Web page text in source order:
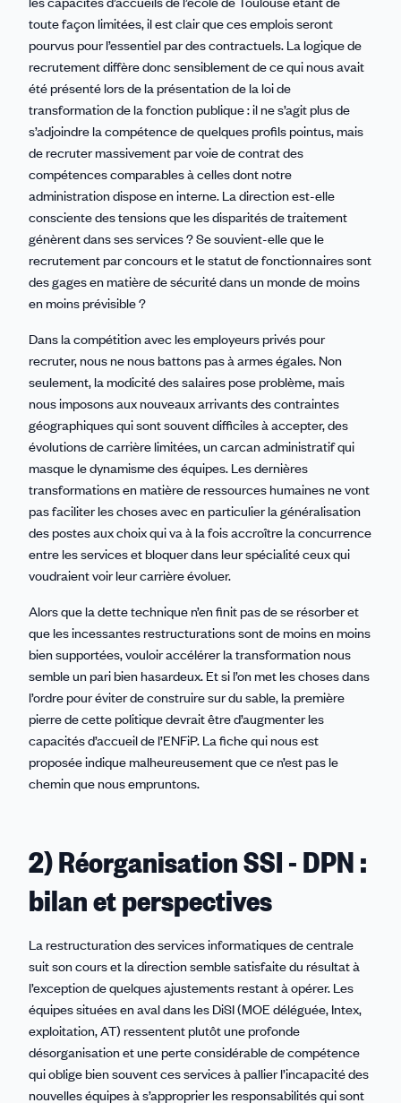
toute façon limitées, il est clair que ces emplois seront
pourvus pour l’essentiel par des contractuels. La logique de
recrutement diffère donc sensiblement de ce qui nous avait
été présenté lors de la présentation de la loi de
transformation de la fonction publique : il ne s’agit plus de
s’adjoindre la compétence de quelques profils pointus, mais
de recruter massivement par voie de contrat des
compétences comparables à celles dont notre
administration dispose en interne. La direction est-elle
consciente des tensions que les disparités de traitement
génèrent dans ses services ? Se souvient-elle que le
recrutement par concours et le statut de fonctionnaires sont
des gages en matière de sécurité dans un monde de moins
en moins prévisible ?
Dans la compétition avec les employeurs privés pour
recruter, nous ne nous battons pas à armes égales. Non
seulement, la modicité des salaires pose problème, mais
nous imposons aux nouveaux arrivants des contraintes
géographiques qui sont souvent difficiles à accepter, des
évolutions de carrière limitées, un carcan administratif qui
masque le dynamisme des équipes. Les dernières
transformations en matière de ressources humaines ne vont
pas faciliter les choses avec en particulier la généralisation
des postes aux choix qui va à la fois accroître la concurrence
entre les services et bloquer dans leur spécialité ceux qui
voudraient voir leur carrière évoluer.
Alors que la dette technique n’en finit pas de se résorber et
que les incessantes restructurations sont de moins en moins
bien supportées, vouloir accélérer la transformation nous
semble un pari bien hasardeux. Et si l’on met les choses dans
l’ordre pour éviter de construire sur du sable, la première
pierre de cette politique devrait être d’augmenter les
capacités d’accueil de l’ENFiP. La fiche qui nous est
proposée indique malheureusement que ce n’est pas le
chemin que nous empruntons.
2) Réorganisation SSI - DPN :
bilan et perspectives
La restructuration des services informatiques de centrale
suit son cours et la direction semble satisfaite du résultat à
l’exception de quelques ajustements restant à opérer. Les
équipes situées en aval dans les DiSI (MOE déléguée, Intex,
exploitation, AT) ressentent plutôt une profonde
désorganisation et une perte considérable de compétence
qui oblige bien souvent ces services à pallier l’incapacité des
nouvelles équipes à s’approprier les responsabilités qui sont